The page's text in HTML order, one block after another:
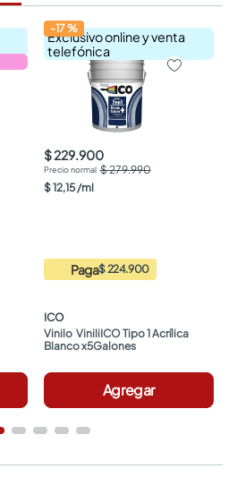
Exclusivo online y venta
telefónica
-17%
$ 229.900
$ 279.990
$12,15 /ml
Paga$ 224.900
ICO
Vinilo  ViniliICO Tipo 1 Acrílica
Blanco x5Galones
Agregar